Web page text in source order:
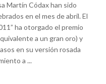
Martín Códax han sido
en el mes de abril. El
ha otorgado el premio
a un gran oro) y
en su versión rosada
a ...